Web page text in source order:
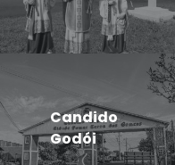
Candido
Godói